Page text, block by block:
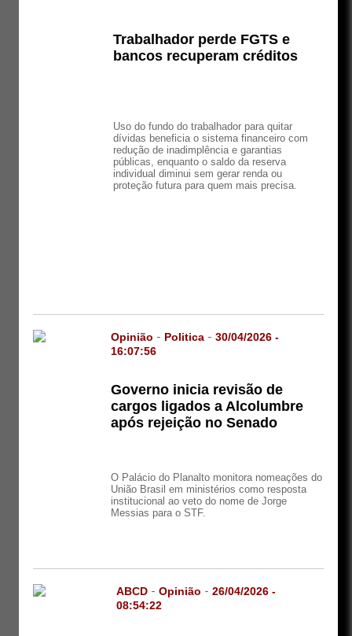
Trabalhador perde FGTS e
bancos recuperam créditos
Uso do fundo do trabalhador para quitar
dívidas beneficia o sistema financeiro com
redução de inadimplência e garantias
públicas, enquanto o saldo da reserva
individual diminui sem gerar renda ou
proteção futura para quem mais precisa.
Opinião - Politica -30/04/2026 -
16:07:56
Governo inicia revisão de
cargos ligados a Alcolumbre
após rejeição no Senado
O Palácio do Planalto monitora nomeações do
União Brasil em ministérios como resposta
institucional ao veto do nome de Jorge
Messias para o STF.
ABCD -Opinião -26/04/2026 -
08:54:22